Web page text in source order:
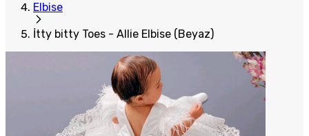
Elbise
İtty bitty Toes - Allie Elbise (Beyaz)